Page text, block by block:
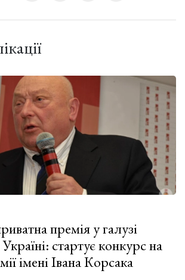
премія у галузі
стартує конкурс на
імені Івана Корсака